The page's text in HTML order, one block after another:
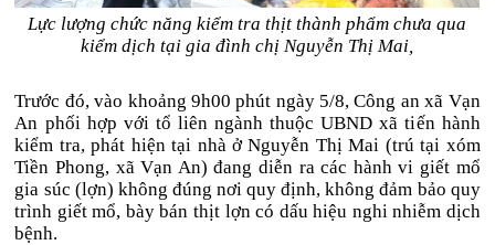
Lực lượng chức năng kiểm tra thịt thành phẩm chưa qua
kiểm dịch tại gia đình chị Nguyễn Thị Mai,
Trước đó, vào khoảng 9h00 phút ngày 5/8, Công an xã Vạn
An phối hợp với tổ liên ngành thuộc UBND xã tiến hành
kiểm tra, phát hiện tại nhàở Nguyễn Thị Mai (trú tại xóm
Tiền Phong, xã Vạn An)đang diễn ra các hành vi giết mổ
gia súc (lợn) không đúng nơi quy định, khôngđảm bảo quy
trình giết mổ, bày bán thịt lợn có dấu hiệu nghi nhiễm dịch
bệnh.